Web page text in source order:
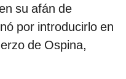
su afán de
por introducirlo en
de Ospina,